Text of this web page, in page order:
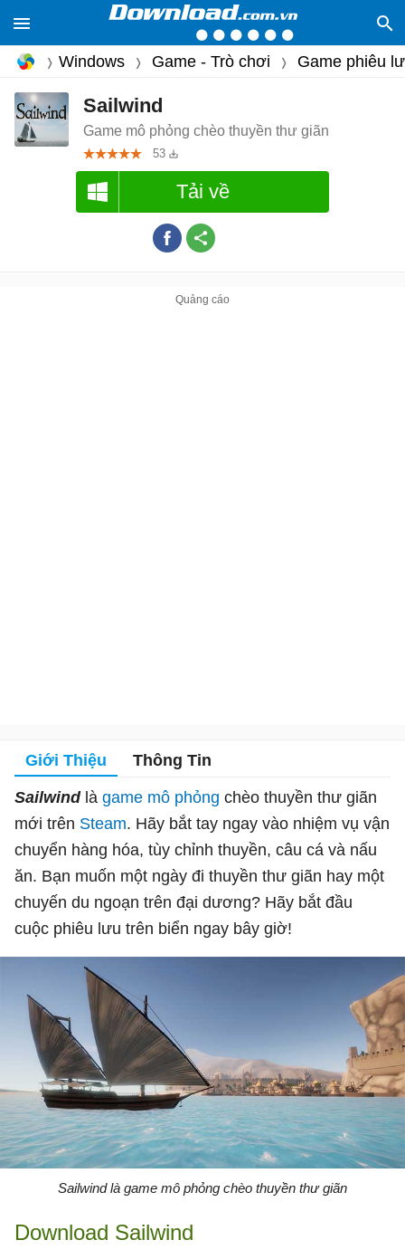
Windows Game - Trò chơi Game phiêu
Sailwind
Game mô phỏng chèo thuyền thư giãn
53
Tải về
Giới Thiệu Thông Tin
Sailwind là game mô phỏng chèo thuyền thư giãn
mới trên Steam. Hãy bắt tay ngay vào nhiệm vụ vận
chuyển hàng hóa, tùy chỉnh thuyền, câu cá và nấu
ăn. Bạn muốn một ngày đi thuyền thư giãn hay một
chuyến du ngoạn trên đại dương? Hãy bắt đầu
cuộc phiêu lưu trên biển ngay bây giờ!
Sailwind là game mô phỏng chèo thuyền thư giãn
Download Sailwind